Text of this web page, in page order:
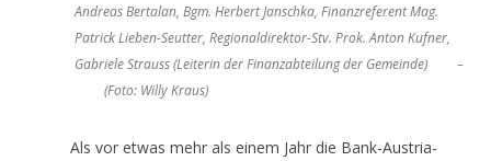
Andreas Bertalan, Bgm. Herbert Janschka, Finanzreferent Mag.
Patrick Lieben-Seutter, Regionaldirektor-Stv. Prok. Anton Kufner,
Gabriele Strauss (Leiterin der Finanzabteilung der Gemeinde) –
(Foto: Willy Kraus)
Als vor etwas mehr als einem Jahr die Bank-Austria-